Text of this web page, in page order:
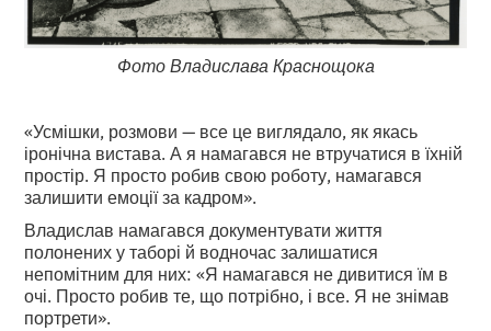
Фото Владислава Краснощока
«Усмішки, розмови — все це виглядало, як якась
іронічна вистава. А я намагався не втручатися в їхній
простір. Я просто робив свою роботу, намагався
залишити емоції за кадром».
Владислав намагався документувати життя
полонених у таборі й водночас залишатися
непомітним для них: «Я намагався не дивитися їм в
очі. Просто робив те, що потрібно, і все. Я не знімав
портрети».